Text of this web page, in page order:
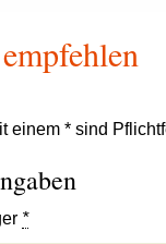
einem * sind
*